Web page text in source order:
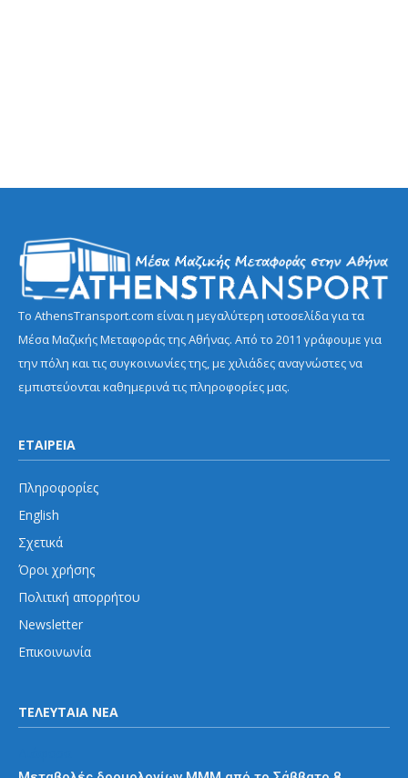
Το AthensTransport.com είναι η μεγαλύτερη ιστοσελίδα για τα
Μέσα Μαζικής Μεταφοράς της Αθήνας. Από το 2011 γράφουμε για
την πόλη και τις συγκοινωνίες της, με χιλιάδες αναγνώστες να
εμπιστεύονται καθημερινά τις πληροφορίες μας.
ΕΤΑΙΡΕΙΑ
Πληροφορίες
English
Σχετικά
Όροι χρήσης
Πολιτική απορρήτου
Newsletter
Επικοινωνία
ΤΕΛΕΥΤΑΙΑ ΝΕΑ